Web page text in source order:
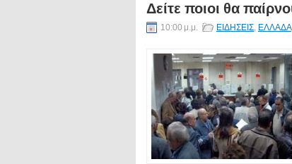
Δείτε ποιοι θα
10:00 μ.μ. ΕΙΔΗΣΕΙΣ, ΕΛΛΑΔΑ